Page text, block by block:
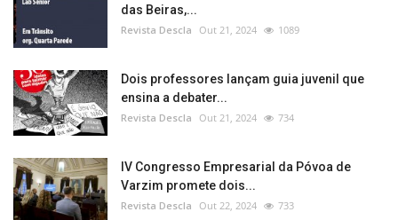
das Beiras,...
Revista Descla Out 21, 2024 1089
Dois professores lançam guia juvenil que
ensina a debater...
Revista Descla Out 21, 2024 734
IV Congresso Empresarial da Póvoa de
Varzim promete dois...
Revista Descla Out 22, 2024 733